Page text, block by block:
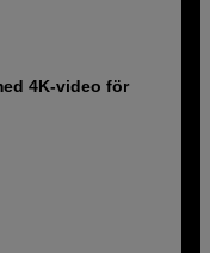
4K-video för